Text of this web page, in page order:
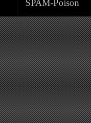
SPAM-Poison